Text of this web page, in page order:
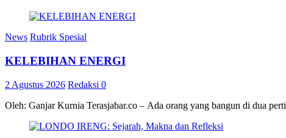
News Rubrik Spesial
KELEBIHAN ENERGI
2 Agustus 2026 Redaksi 0
Oleh: Ganjar Kurnia Terasjabar.co – Ada orang yang bangun di dua